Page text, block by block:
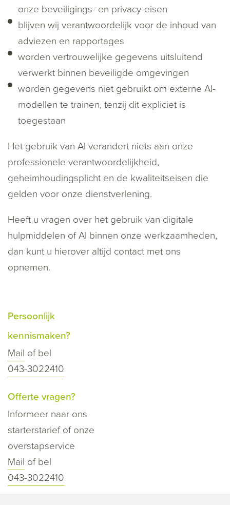
onze beveiligings- en privacy-eisen
blijven wij verantwoordelijk voor de inhoud van
adviezen en rapportages
worden vertrouwelijke gegevens uitsluitend
verwerkt binnen beveiligde omgevingen
worden gegevens niet gebruikt om externe AI-
modellen te trainen, tenzij dit expliciet is
toegestaan
Het gebruik van AI verandert niets aan onze
professionele verantwoordelijkheid,
geheimhoudingsplicht en de kwaliteitseisen die
gelden voor onze dienstverlening.
Heeft u vragen over het gebruik van digitale
hulpmiddelen of AI binnen onze werkzaamheden,
dan kunt u hierover altijd contact met ons
opnemen.
Persoonlijk
kennismaken?
Mail of bel
043-3022410
Offerte vragen?
Informeer naar ons
starterstarief of onze
overstapservice
Mail of bel
043-3022410